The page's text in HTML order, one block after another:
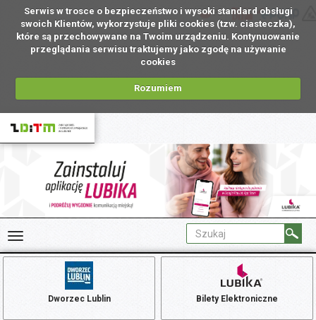
Serwis w trosce o bezpieczeństwo i wysoki standard obsługi
swoich Klientów, wykorzystuje pliki cookies (tzw. ciasteczka),
które są przechowywane na Twoim urządzeniu. Kontynuowanie
przeglądania serwisu traktujemy jako zgodę na używanie
cookies
Rozumiem
PL
Dworzec Lublin Bilety Elektroniczne